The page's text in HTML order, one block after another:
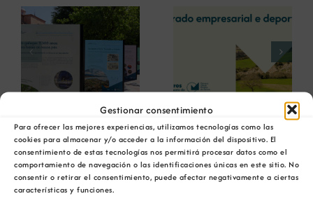
Gestionar consentimiento
Para ofrecer las mejores experiencias, utilizamos tecnologías como las
cookies para almacenar y/o acceder a la información del dispositivo. El
consentimiento de estas tecnologías nos permitirá procesar datos como el
comportamiento de navegación o las identificaciones únicas en este sitio. No
consentir o retirar el consentimiento, puede afectar negativamente a ciertas
características y funciones.
La COMG reúne a
dos líderes
empresarias con
motivo de su
Centenario para
debatir sobre el
futuro del rural
gallego
La OIPE y el
CRETUS
presentan las
últimas
innovaciones en
restauración
ambiental para la
minería gallega
imagen
más
grande